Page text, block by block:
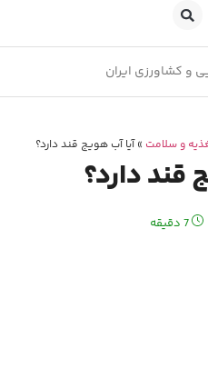
و کشاورزی ایران
و سلامت »آیا آب هویج قند دارد؟
قند دارد؟
7 دقیقه